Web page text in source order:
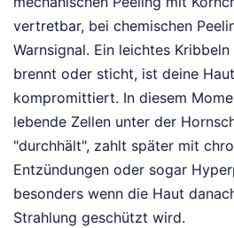
vertretbar, bei chemischen
Warnsignal. Ein leichtes
brennt oder sticht, ist deine
kompromittiert. In diesem
lebende Zellen unter der
"durchhält", zahlt später mit
Entzündungen oder sogar
besonders wenn die Haut
Strahlung geschützt wird.